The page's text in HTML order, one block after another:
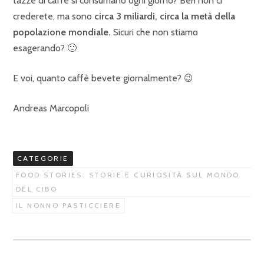
crederete, ma sono circa 3 miliardi, circa la metà della
popolazione mondiale. Sicuri che non stiamo
esagerando? 🙂
E voi, quanto caffè bevete giornalmente? 😉
Andreas Marcopoli
CATEGORIE
FOOD STORIES: STORIE E CURIOSITÀ SUL MONDO
DEL CIBO
IL NONNO PASTICCIERE